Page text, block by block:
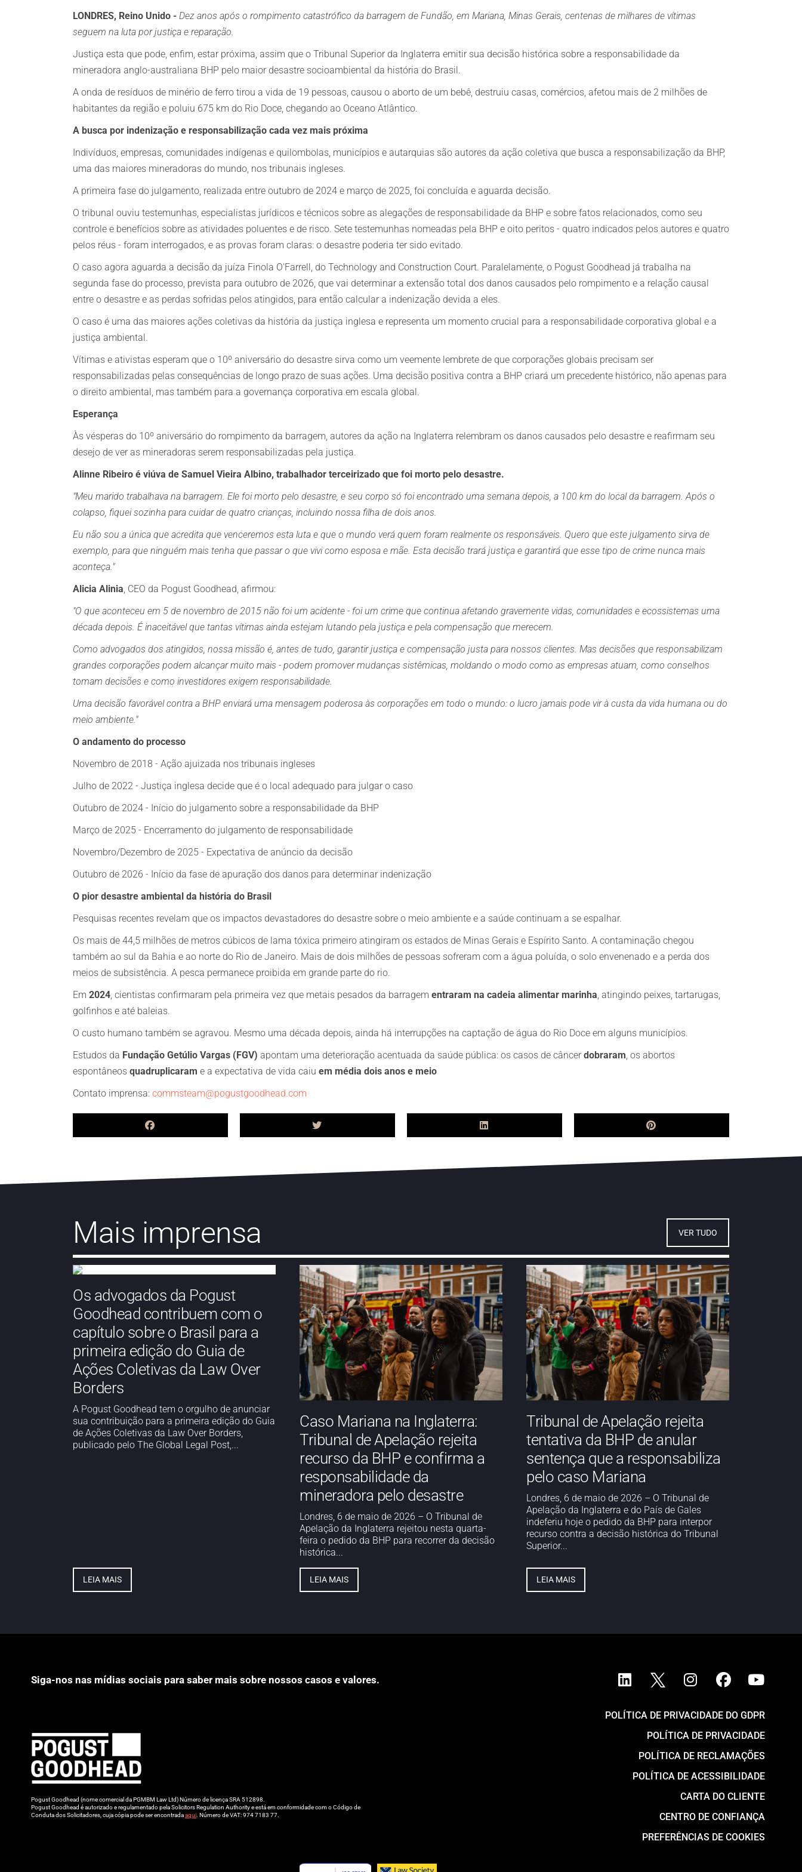
Danos pessoais
Danos pessoais
LONDRES, Reino Unido - Dez anos após o rompimento catastrófico da barragem de Fundão, em Mariana, Minas Gerais, centenas de milhares de vítimas
seguem na luta por justiça e reparação.
Justiça esta que pode, enfim, estar próxima, assim que o Tribunal Superior da Inglaterra emitir sua decisão histórica sobre a responsabilidade da
mineradora anglo-australiana BHP pelo maior desastre socioambiental da história do Brasil.
A onda de resíduos de minério de ferro tirou a vida de 19 pessoas, causou o aborto de um bebê, destruiu casas, comércios, afetou mais de 2 milhões de
habitantes da região e poluiu 675 km do Rio Doce, chegando ao Oceano Atlântico.
A busca por indenização e responsabilização cada vez mais próxima
Indivíduos, empresas, comunidades indígenas e quilombolas, municípios e autarquias são autores da ação coletiva que busca a responsabilização da BHP,
uma das maiores mineradoras do mundo, nos tribunais ingleses.
A primeira fase do julgamento, realizada entre outubro de 2024 e março de 2025, foi concluída e aguarda decisão.
O tribunal ouviu testemunhas, especialistas jurídicos e técnicos sobre as alegações de responsabilidade da BHP e sobre fatos relacionados, como seu
controle e benefícios sobre as atividades poluentes e de risco. Sete testemunhas nomeadas pela BHP e oito peritos - quatro indicados pelos autores e quatro
pelos réus - foram interrogados, e as provas foram claras: o desastre poderia ter sido evitado.
O caso agora aguarda a decisão da juíza Finola O'Farrell, do Technology and Construction Court. Paralelamente, o Pogust Goodhead já trabalha na
segunda fase do processo, prevista para outubro de 2026, que vai determinar a extensão total dos danos causados pelo rompimento e a relação causal
entre o desastre e as perdas sofridas pelos atingidos, para então calcular a indenização devida a eles.
O caso é uma das maiores ações coletivas da história da justiça inglesa e representa um momento crucial para a responsabilidade corporativa global e a
justiça ambiental.
Vítimas e ativistas esperam que o 10º aniversário do desastre sirva como um veemente lembrete de que corporações globais precisam ser
responsabilizadas pelas consequências de longo prazo de suas ações. Uma decisão positiva contra a BHP criará um precedente histórico, não apenas para
o direito ambiental, mas também para a governança corporativa em escala global.
Esperança
Às vésperas do 10º aniversário do rompimento da barragem, autores da ação na Inglaterra relembram os danos causados pelo desastre e reafirmam seu
desejo de ver as mineradoras serem responsabilizadas pela justiça.
Alinne Ribeiro é viúva de Samuel Vieira Albino, trabalhador terceirizado que foi morto pelo desastre.
"Meu marido trabalhava na barragem. Ele foi morto pelo desastre, e seu corpo só foi encontrado uma semana depois, a 100 km do local da barragem. Após o
colapso, fiquei sozinha para cuidar de quatro crianças, incluindo nossa filha de dois anos.
Eu não sou a única que acredita que venceremos esta luta e que o mundo verá quem foram realmente os responsáveis. Quero que este julgamento sirva de
exemplo, para que ninguém mais tenha que passar o que vivi como esposa e mãe. Esta decisão trará justiça e garantirá que esse tipo de crime nunca mais
aconteça."
Alicia Alinia, CEO da Pogust Goodhead, afirmou:
"O que aconteceu em 5 de novembro de 2015 não foi um acidente - foi um crime que continua afetando gravemente vidas, comunidades e ecossistemas uma
década depois. É inaceitável que tantas vítimas ainda estejam lutando pela justiça e pela compensação que merecem.
Como advogados dos atingidos, nossa missão é, antes de tudo, garantir justiça e compensação justa para nossos clientes. Mas decisões que responsabilizam
grandes corporações podem alcançar muito mais - podem promover mudanças sistêmicas, moldando o modo como as empresas atuam, como conselhos
tomam decisões e como investidores exigem responsabilidade.
Uma decisão favorável contra a BHP enviará uma mensagem poderosa às corporações em todo o mundo: o lucro jamais pode vir à custa da vida humana ou do
meio ambiente."
O andamento do processo
Novembro de 2018 - Ação ajuizada nos tribunais ingleses
Julho de 2022 - Justiça inglesa decide que é o local adequado para julgar o caso
Outubro de 2024 - Início do julgamento sobre a responsabilidade da BHP
Março de 2025 - Encerramento do julgamento de responsabilidade
Novembro/Dezembro de 2025 - Expectativa de anúncio da decisão
Outubro de 2026 - Início da fase de apuração dos danos para determinar indenização
O pior desastre ambiental da história do Brasil
Pesquisas recentes revelam que os impactos devastadores do desastre sobre o meio ambiente e a saúde continuam a se espalhar.
Os mais de 44,5 milhões de metros cúbicos de lama tóxica primeiro atingiram os estados de Minas Gerais e Espírito Santo. A contaminação chegou
também ao sul da Bahia e ao norte do Rio de Janeiro. Mais de dois milhões de pessoas sofreram com a água poluída, o solo envenenado e a perda dos
meios de subsistência. A pesca permanece proibida em grande parte do rio.
Em 2024, cientistas confirmaram pela primeira vez que metais pesados da barragem entraram na cadeia alimentar marinha, atingindo peixes, tartarugas,
golfinhos e até baleias.
O custo humano também se agravou. Mesmo uma década depois, ainda há interrupções na captação de água do Rio Doce em alguns municípios.
Estudos da Fundação Getúlio Vargas (FGV) apontam uma deterioração acentuada da saúde pública: os casos de câncer dobraram, os abortos
espontâneos quadruplicaram e a expectativa de vida caiu em média dois anos e meio
Contato imprensa: commsteam@pogustgoodhead.com
Mais imprensa VER TUDO
Os advogados da Pogust
Goodhead contribuem com o
capítulo sobre o Brasil para a
primeira edição do Guia de
Ações Coletivas da Law Over
Borders
A Pogust Goodhead tem o orgulho de anunciar
sua contribuição para a primeira edição do Guia
de Ações Coletivas da Law Over Borders,
publicado pelo The Global Legal Post,...
LEIA MAIS
Caso Mariana na Inglaterra:
Tribunal de Apelação rejeita
recurso da BHP e confirma a
responsabilidade da
mineradora pelo desastre
Londres, 6 de maio de 2026 – O Tribunal de
Apelação da Inglaterra rejeitou nesta quarta-
feira o pedido da BHP para recorrer da decisão
histórica...
LEIA MAIS
Tribunal de Apelação rejeita
tentativa da BHP de anular
sentença que a responsabiliza
pelo caso Mariana
Londres, 6 de maio de 2026 – O Tribunal de
Apelação da Inglaterra e do País de Gales
indeferiu hoje o pedido da BHP para interpor
recurso contra a decisão histórica do Tribunal
Superior...
LEIA MAIS
Siga-nos nas mídias sociais para saber mais sobre nossos casos e valores.
Pogust Goodhead (nome comercial da PGMBM Law Ltd) Número de licença SRA 512898.
Pogust Goodhead é autorizado e regulamentado pela Solicitors Regulation Authority e está em conformidade com o Código de
Conduta dos Solicitadores, cuja cópia pode ser encontradaaqui . Número de VAT: 974 7183 77.
POLÍTICA DE PRIVACIDADE DO GDPR
POLÍTICA DE PRIVACIDADE
POLÍTICA DE RECLAMAÇÕES
POLÍTICA DE ACESSIBILIDADE
CARTA DO CLIENTE
CENTRO DE CONFIANÇA
PREFERÊNCIAS DE COOKIES